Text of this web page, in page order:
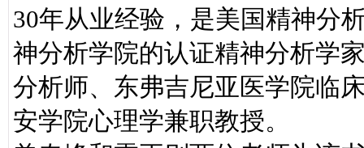
30年从业经验，是美国精神分
神分析学院的认证精神分析学
分析师、东弗吉尼亚医学院临
安学院心理学兼职教授。